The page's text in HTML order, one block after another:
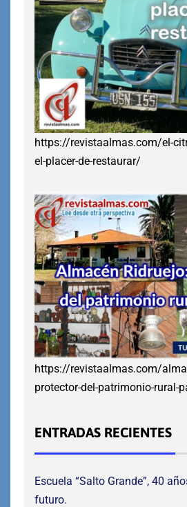
https://revistaalmas.com/el-
el-placer-de-restaurar/
https://revistaalmas.com/
protector-del-patrimonio-rural-
ENTRADAS RECIENTES
Escuela “Salto Grande”, 40
futuro.